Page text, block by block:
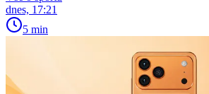
dnes, 17:21
5 min